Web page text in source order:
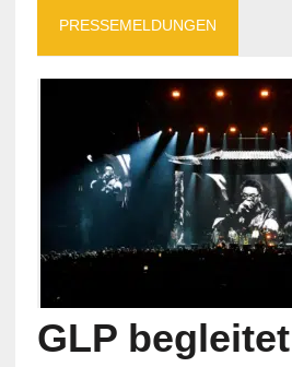
PRESSEMELDUNGEN
GLP